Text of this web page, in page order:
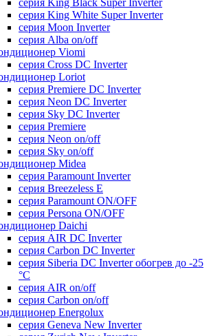
серия King Black Super Inverter
серия King White Super Inverter
серия Moon Inverter
серия Alba on/off
Viomi
серия Cross DC Inverter
Loriot
серия Premiere DC Inverter
серия Neon DC Inverter
серия Sky DC Inverter
серия Premiere
серия Neon on/off
серия Sky on/off
Midea
серия Paramount Inverter
серия Breezeless E
серия Paramount ON/OFF
серия Persona ON/OFF
Daichi
серия AIR DC Inverter
серия Carbon DC Inverter
серия Siberia DC Inverter обогрев до -25
°С
серия AIR on/off
серия Carbon on/off
Energolux
серия Geneva New Inverter